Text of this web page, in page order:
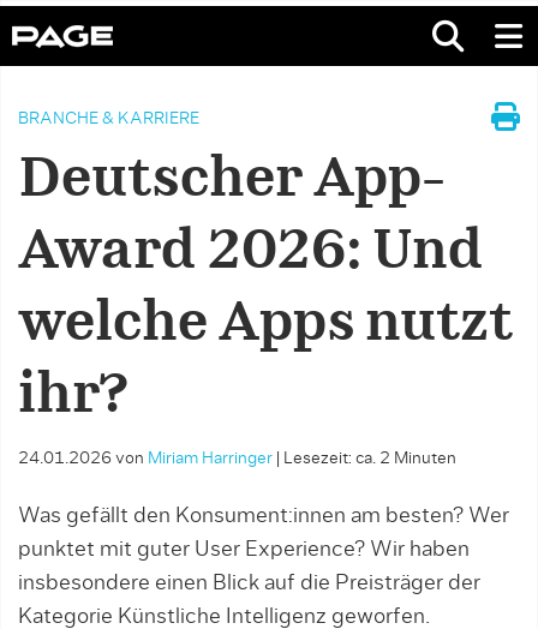
BRANCHE & KARRIERE
Deutscher App-
Award 2026: Und
welche Apps nutzt
ihr?
24.01.2026 von Miriam Harringer Lesezeit: ca. 2 Minuten
Was gefällt den Konsument:innen am besten? Wer
punktet mit guter User Experience? Wir haben
insbesondere einen Blick auf die Preisträger der
Kategorie Künstliche Intelligenz geworfen.